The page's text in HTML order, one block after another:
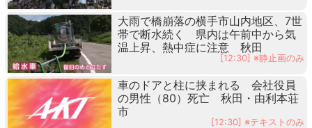
大雨で橋崩落の横手市山内地区、7世
帯で断水続く 県内は午前中から気
温上昇、熱中症に注意 秋田
[12:30] ※静止画のみ
車のドアと柱に挟まれる 会社役員
の男性（80）死亡 秋田・由利本荘
市
[12:30] ※テキストのみ